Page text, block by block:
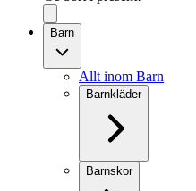
Barn
Allt inom Barn
Barnkläder
Barnskor